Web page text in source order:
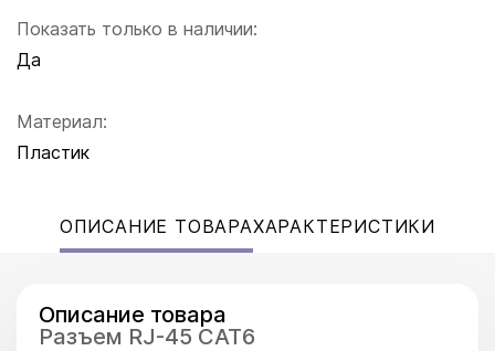
Показать только в наличии:
Да
Материал:
Пластик
ОПИСАНИЕ ТОВАРАХАРАКТЕРИСТИКИ
Описание товара
Разъем RJ-45 CAT6